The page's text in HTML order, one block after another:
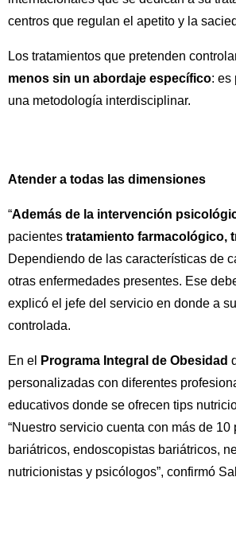
centros que regulan el apetito y la
Los tratamientos que pretenden
menos sin un abordaje específico: es
una metodología interdisciplinar.
Atender a todas las dimensiones
“Además de la intervención
pacientes tratamiento farmacológico,
Dependiendo de las características de
otras enfermedades presentes. Ese
explicó el jefe del servicio en donde a
controlada.
En el Programa Integral de Obesidad
personalizadas con diferentes
educativos donde se ofrecen tips
“Nuestro servicio cuenta con más de
bariátricos, endoscopistas bariátricos,
nutricionistas y psicólogos”, confirmó